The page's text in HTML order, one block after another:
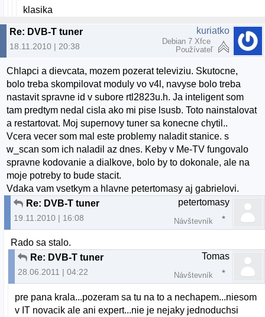
klasika
Re: DVB-T tuner
18.11.2010 | 20:38
kuriatko
Debian 7 Xfce
Používateľ
Chlapci a dievcata, mozem pozerat televiziu. Skutocne,
bolo treba skompilovat moduly vo v4l, navyse bolo treba
nastavit spravne id v subore rtl2823u.h. Ja inteligent som
tam predtym nedal cisla ako mi pise lsusb. Toto nainstalovat
a restartovat. Moj supernovy tuner sa konecne chytil..
Vcera vecer som mal este problemy naladit stanice. s
w_scan som ich naladil az dnes. Keby v Me-TV fungovalo
spravne kodovanie a dialkove, bolo by to dokonale, ale na
moje potreby to bude stacit.
Vdaka vam vsetkym a hlavne petertomasy aj gabrielovi.
Re: DVB-T tuner
19.11.2010 | 16:08
petertomasy
Návštevník
Rado sa stalo.
Re: DVB-T tuner
28.06.2011 | 04:22
Tomas
Návštevník
pre pana krala...pozeram sa tu na to a nechapem...niesom
v IT novacik ale ani expert...nie je nejaky jednoduchsi